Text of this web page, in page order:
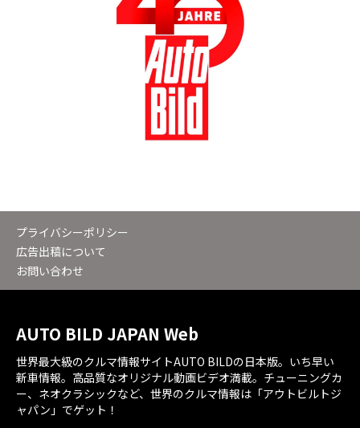
プライバシーポリシー
広告出稿について
お問い合わせ
AUTO BILD JAPAN Web
世界最大級のクルマ情報サイトAUTO BILDの日本版。いち早い
新車情報。高品質なオリジナル動画ビデオ満載。チューニングカ
ー、ネオクラシックなど、世界のクルマ情報は「アウトビルトジ
ャパン」でゲット！